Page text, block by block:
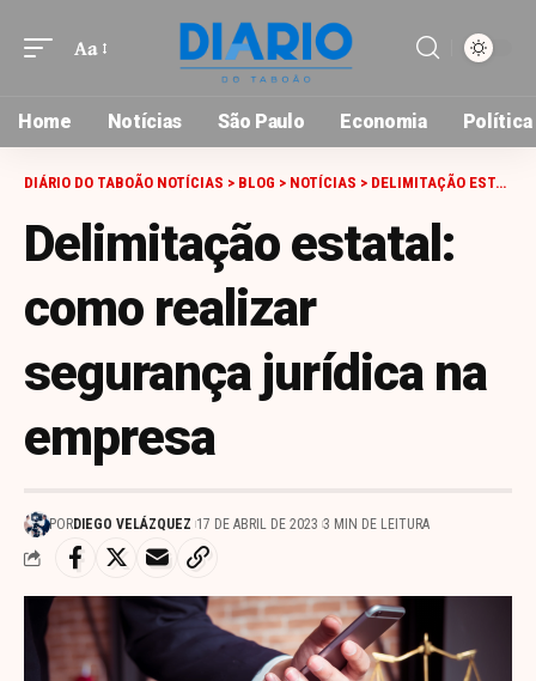
Font
Aa
Home Notícias São Paulo Economia Política
DIÁRIO DO TABOÃO NOTÍCIAS > BLOG > NOTÍCIAS > DELIMITAÇÃO ESTATAL: COMO REALIZAR SEGURANÇA JURÍDICA NA EMPRESA
Delimitação estatal:
como realizar
segurança jurídica na
empresa
PORDIEGO VELÁZQUEZ 17 DE ABRIL DE 2023 3 MIN DE LEITURA